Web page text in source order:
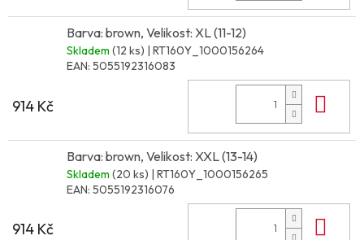
Barva: brown, Velikost: XL (11-12)
Skladem (12 ks) | RT160Y_1000156264
EAN: 5055192316083
914 Kč
Barva: brown, Velikost: XXL (13-14)
Skladem (20 ks) | RT160Y_1000156265
EAN: 5055192316076
914 Kč